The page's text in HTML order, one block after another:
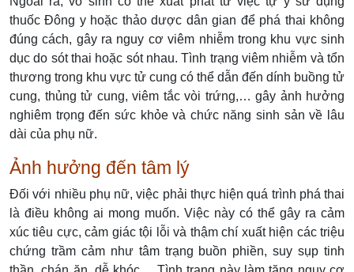
thuốc Đông y hoặc thảo dược dân gian để phá thai không
đúng cách, gây ra nguy cơ viêm nhiễm trong khu vực sinh
dục do sót thai hoặc sót nhau. Tình trạng viêm nhiễm và tổn
thương trong khu vực tử cung có thể dẫn đến dính buồng tử
cung, thủng tử cung, viêm tắc vòi trứng,… gây ảnh hưởng
nghiêm trọng đến sức khỏe và chức năng sinh sản về lâu
dài của phụ nữ.
Ảnh hưởng đến tâm lý
Đối với nhiều phụ nữ, việc phải thực hiện quá trình phá thai
là điều không ai mong muốn. Việc này có thể gây ra cảm
xúc tiêu cực, cảm giác tội lỗi và thậm chí xuất hiện các triệu
chứng trầm cảm như tâm trạng buồn phiền, suy sụp tinh